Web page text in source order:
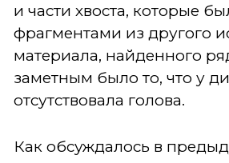
и части хвоста, которые
фрагментами из другого
материала, найденного
заметным было то, что у
отсутствовала голова.
Как обсуждалось в